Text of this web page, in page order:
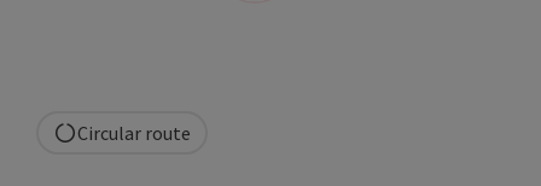
Circular route